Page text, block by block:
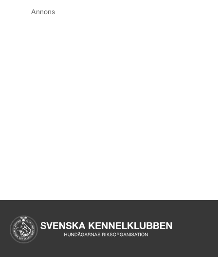
Annons
Sidinformation och
Köpa hund startsida